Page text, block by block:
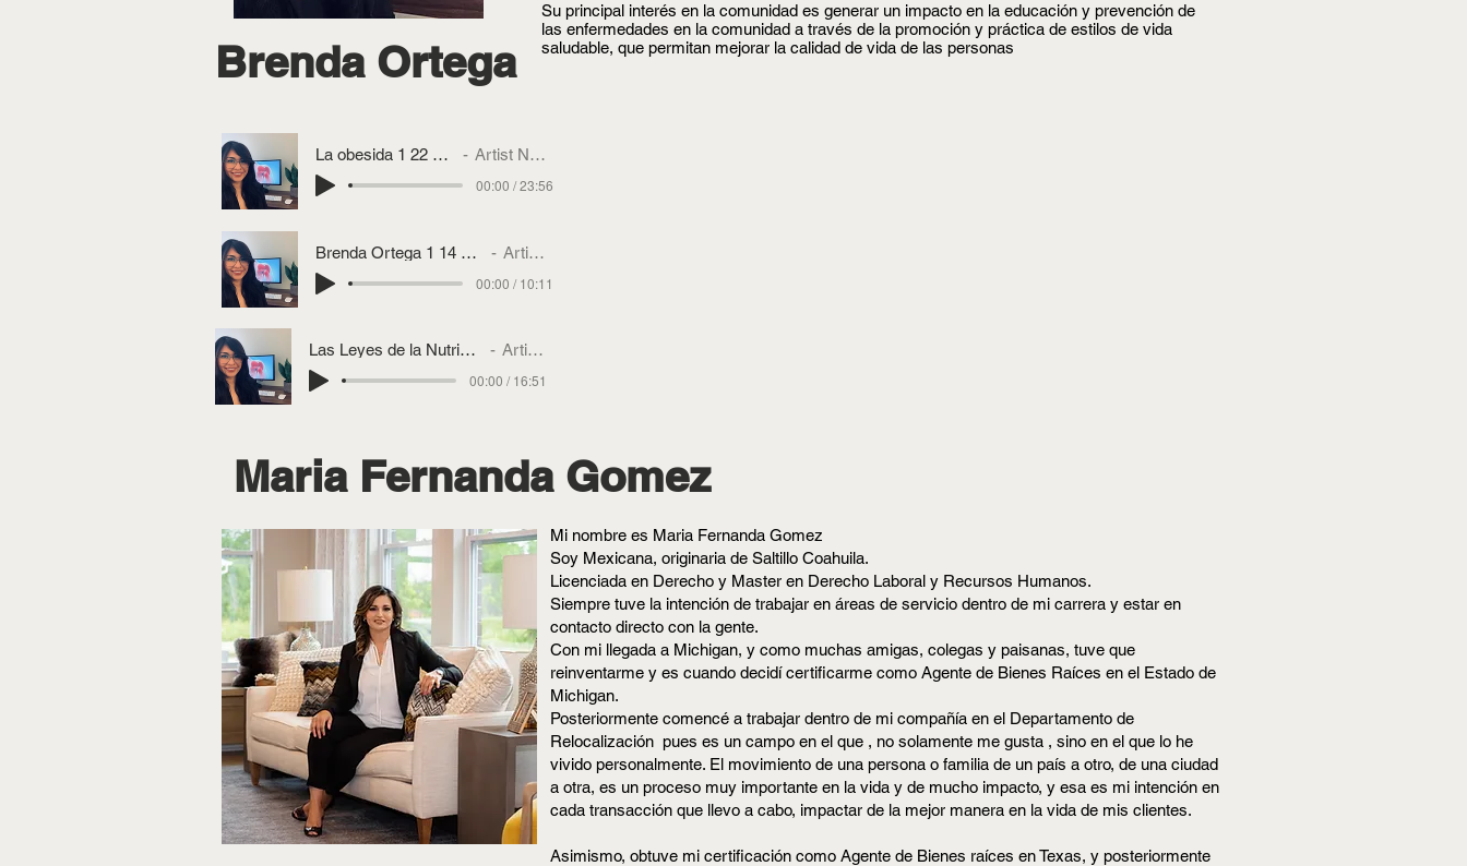
Brenda Ortega
Su principal interés en la comunidad es generar un impacto en la educación y prevención de
las enfermedades en la comunidad a través de la promoción y práctica de estilos de vida
saludable, que permitan mejorar la calidad de vida de las personas
La obesida 1 22 2021
Artist Name
00:00 / 23:56
Brenda Ortega 1 14 2021 Glaucoma
Artist Name
00:00 / 10:11
Las Leyes de la Nutricion Brenda Ortega
Artist Name
00:00 / 16:51
Maria Fernanda Gomez
Mi nombre es Maria Fernanda Gomez
Soy Mexicana, originaria de Saltillo Coahuila.
Licenciada en Derecho y Master en Derecho Laboral y Recursos Humanos.
Siempre tuve la intención de trabajar en áreas de servicio dentro de mi carrera y estar en
contacto directo con la gente.
Con mi llegada a Michigan, y como muchas amigas, colegas y paisanas, tuve que
reinventarme y es cuando decidí certificarme como Agente de Bienes Raíces en el Estado de
Michigan.
Posteriormente comencé a trabajar dentro de mi compañía en el Departamento de
Relocalización pues es un campo en el que , no solamente me gusta , sino en el que lo he
vivido personalmente. El movimiento de una persona o familia de un país a otro, de una ciudad
a otra, es un proceso muy importante en la vida y de mucho impacto, y esa es mi intención en
cada transacción que llevo a cabo, impactar de la mejor manera en la vida de mis clientes.
Asimismo, obtuve mi certificación como Agente de Bienes raíces en Texas, y posteriormente